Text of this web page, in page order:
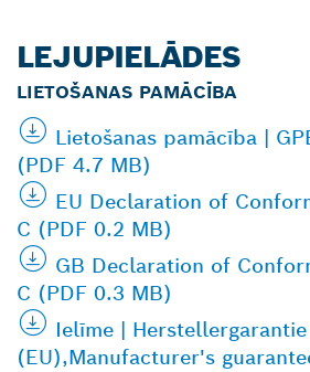
LEJUPIELĀDES
LIETOŠANAS PAMĀCĪBA
Lietošanas pamācība |
(PDF 4.7 MB)
EU Declaration of
C (PDF 0.2 MB)
GB Declaration of
C (PDF 0.3 MB)
Ielīme | Herstellergarantie
(EU),Manufacturer's